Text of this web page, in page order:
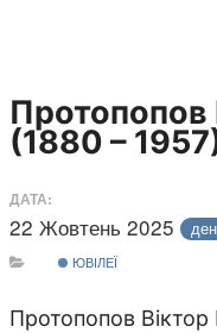
Протопопов
(1880 –
ДАТА:
22 Жовтень 2025
ЮВІЛЕЇ
Протопопов